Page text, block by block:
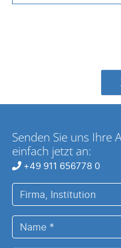
Senden Sie uns Ihre
einfach jetzt an:
+49 911 656778 0
Firma,
Institution
Name
*